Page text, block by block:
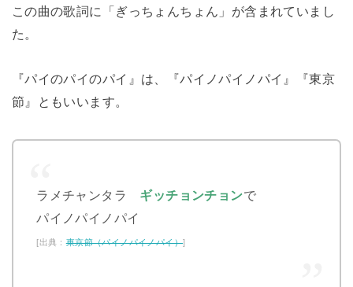
この曲の歌詞に「ぎっちょんちょん」が含まれていまし
た。
『パイのパイのパイ』は、『パイノパイノパイ』『東京
節』ともいいます。
ラメチャンタラ ギッチョンチョンで
パイノパイノパイ
[出典：東京節（パイノパイノパイ）]